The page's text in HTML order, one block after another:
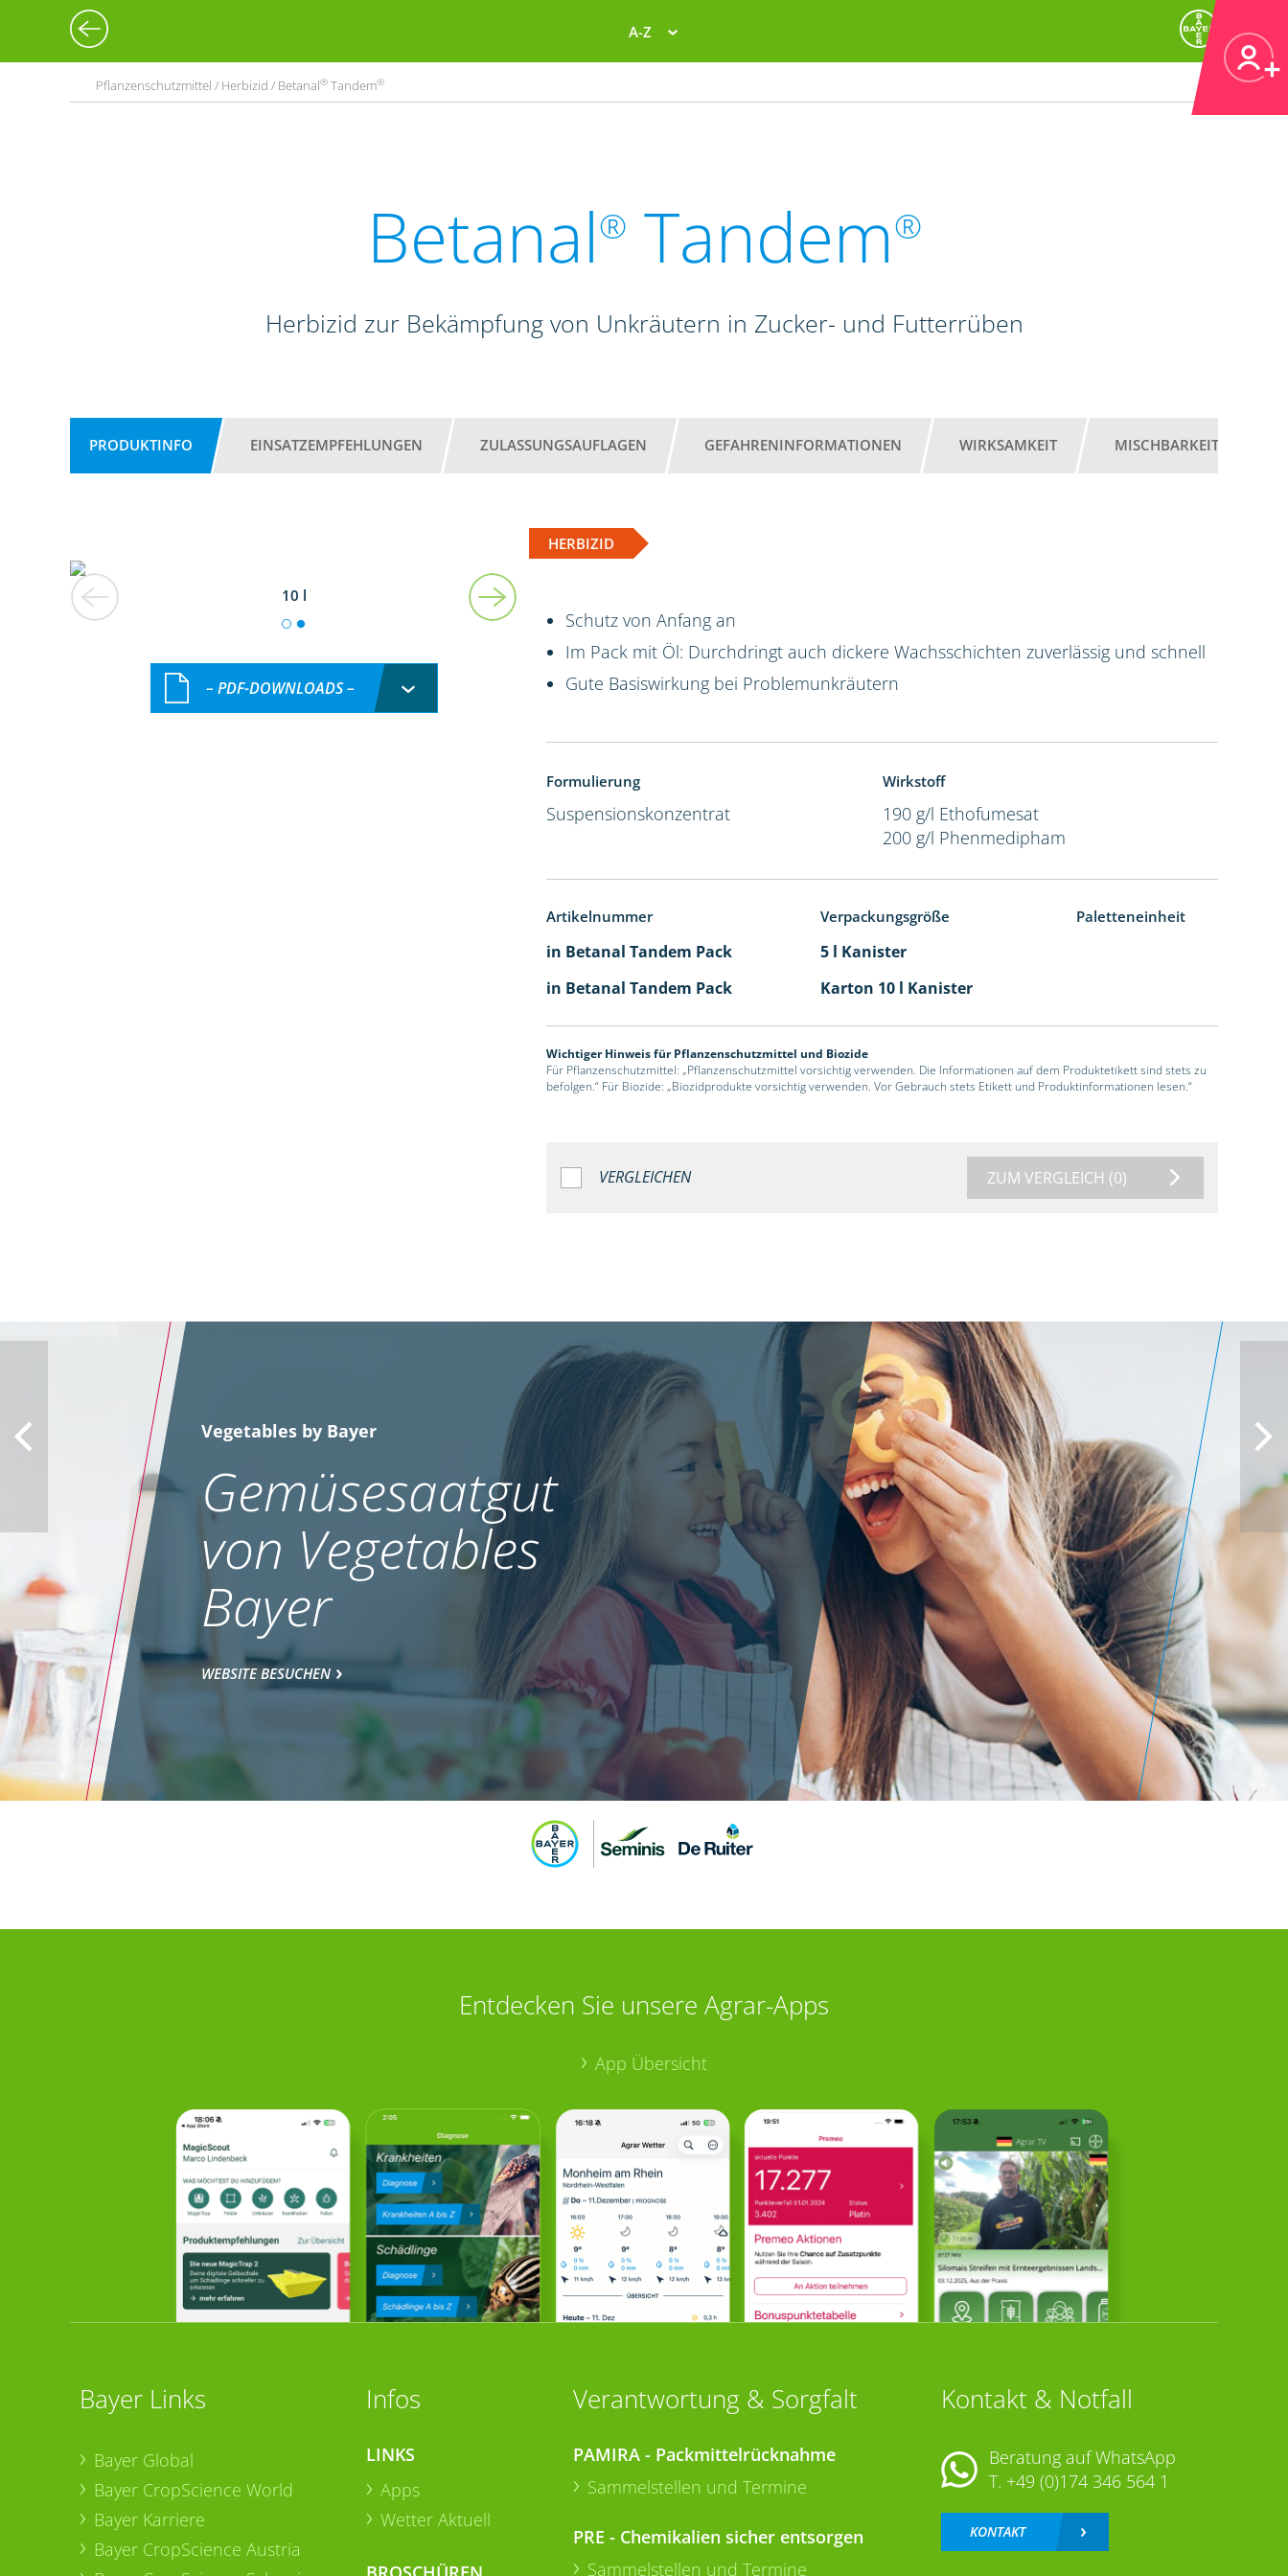
A-Z
Pflanzenschutzmittel / Herbizid / Betanal® Tandem®
Betanal® Tandem®
Herbizid zur Bekämpfung von Unkräutern in Zucker- und Futterrüben
PRODUKTINFO EINSATZEMPFEHLUNGEN ZULASSUNGSAUFLAGEN GEFAHRENINFORMATIONEN WIRKSAMKEIT MISCHBARKEIT
HERBIZID
10 l
– PDF-DOWNLOADS –
Schutz von Anfang an
Im Pack mit Öl: Durchdringt auch dickere Wachsschichten zuverlässig und schnell
Gute Basiswirkung bei Problemunkräutern
Formulierung
Suspensionskonzentrat
Wirkstoff
190 g/l Ethofumesat
200 g/l Phenmedipham
Artikelnummer Verpackungsgröße Paletteneinheit
in Betanal Tandem Pack
5 l Kanister
in Betanal Tandem Pack
Karton 10 l Kanister
Wichtiger Hinweis für Pflanzenschutzmittel und Biozide
Für Pflanzenschutzmittel: „Pflanzenschutzmittel vorsichtig verwenden. Die Informationen auf dem Produktetikett sind stets zu
befolgen.“ Für Biozide: „Biozidprodukte vorsichtig verwenden. Vor Gebrauch stets Etikett und Produktinformationen lesen.“
VERGLEICHEN ZUM VERGLEICH (0)
Vegetables by Bayer
Gemüsesaatgut
von Vegetables
Bayer
WEBSITE BESUCHEN
Entdecken Sie unsere Agrar-Apps
App Übersicht
Bayer Links
Bayer Global
Bayer CropScience World
Bayer Karriere
Bayer CropScience Austria
Infos
LINKS
Apps
Wetter Aktuell
Verantwortung & Sorgfalt
PAMIRA - Packmittelrücknahme
Sammelstellen und Termine
PRE - Chemikalien sicher entsorgen
Sammelstellen und Termine
Kontakt & Notfall
Beratung auf WhatsApp
T. +49 (0)174 346 564 1
KONTAKT